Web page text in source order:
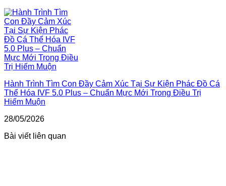
Hành Trình Tìm Con Đầy Cảm Xúc Tại Sự Kiện Phác Đồ Cá
Thể Hóa IVF 5.0 Plus – Chuẩn Mực Mới Trong Điều Trị
Hiếm Muộn
28/05/2026
Bài viết liên quan